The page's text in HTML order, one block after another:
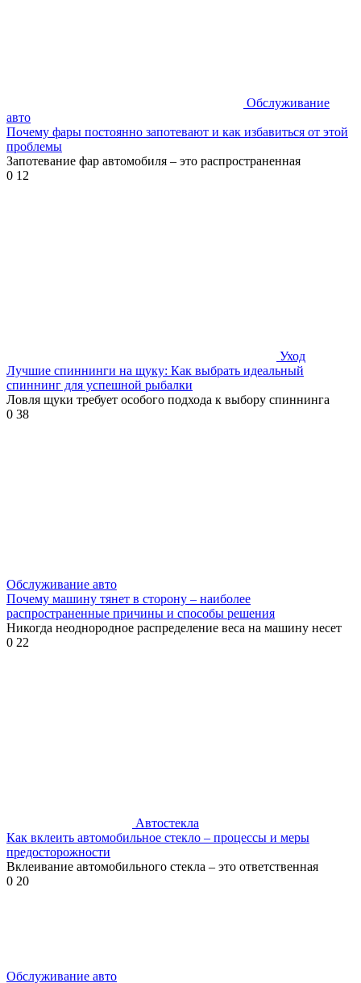
Обслуживание
авто
Почему фары постоянно запотевают и как избавиться от этой
проблемы
Запотевание фар автомобиля – это распространенная
0 12
Уход
Лучшие спиннинги на щуку: Как выбрать идеальный
спиннинг для успешной рыбалки
Ловля щуки требует особого подхода к выбору спиннинга
0 38
Обслуживание авто
Почему машину тянет в сторону – наиболее
распространенные причины и способы решения
Никогда неоднородное распределение веса на машину несет
0 22
Автостекла
Как вклеить автомобильное стекло – процессы и меры
предосторожности
Вклеивание автомобильного стекла – это ответственная
0 20
Обслуживание авто